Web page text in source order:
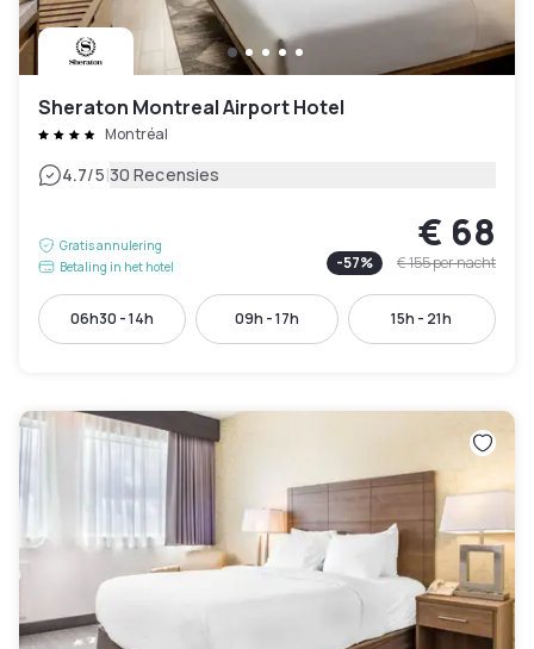
Sheraton Montreal Airport Hotel
Montréal
4.7/5|30 Recensies
Gratis annulering
Betaling in het hotel
€ 68
-57% € 155per nacht
06h30 - 14h 09h - 17h 15h - 21h